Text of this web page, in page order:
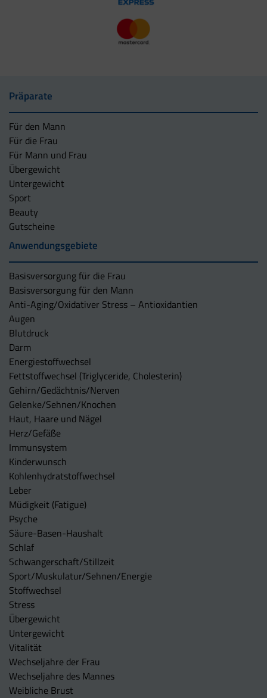
Präparate
Für den Mann
Für die Frau
Für Mann und Frau
Übergewicht
Untergewicht
Sport
Beauty
Gutscheine
Anwendungsgebiete
Basisversorgung für die Frau
Basisversorgung für den Mann
Anti-Aging/Oxidativer Stress – Antioxidantien
Augen
Blutdruck
Darm
Energiestoffwechsel
Fettstoffwechsel (Triglyceride, Cholesterin)
Gehirn/Gedächtnis/Nerven
Gelenke/Sehnen/Knochen
Haut, Haare und Nägel
Herz/Gefäße
Immunsystem
Kinderwunsch
Kohlenhydratstoffwechsel
Leber
Müdigkeit (Fatigue)
Psyche
Säure-Basen-Haushalt
Schlaf
Schwangerschaft/Stillzeit
Sport/Muskulatur/Sehnen/Energie
Stoffwechsel
Stress
Übergewicht
Untergewicht
Vitalität
Wechseljahre der Frau
Wechseljahre des Mannes
Weibliche Brust